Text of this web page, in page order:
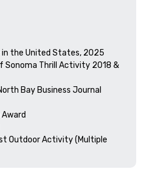
in the United States, 2025
Sonoma Thrill Activity 2018 &
Bay Business Journal
Outdoor Activity (Multiple